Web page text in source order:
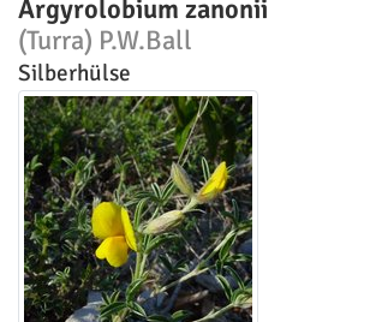
Argyrolobium zanonii
(Turra) P.W.Ball
Silberhülse